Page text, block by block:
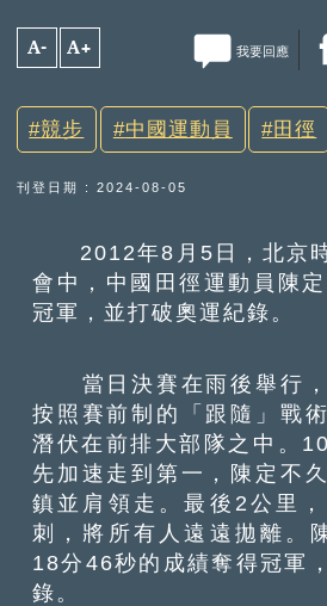
A- A+ 我要回應
競步 中國運動員 田徑
刊登日期 : 2024-08-05
2012年8月5日，北京時
會中，中國田徑運動員陳
冠軍，並打破奧運紀錄。
當日決賽在雨後舉行，
按照賽前制的「跟隨」戰
潛伏在前排大部隊之中。
先加速走到第一，陳定不
鎮並肩領走。最後2公里
刺，將所有人遠遠拋離。
18分46秒的成績奪得冠軍
錄。